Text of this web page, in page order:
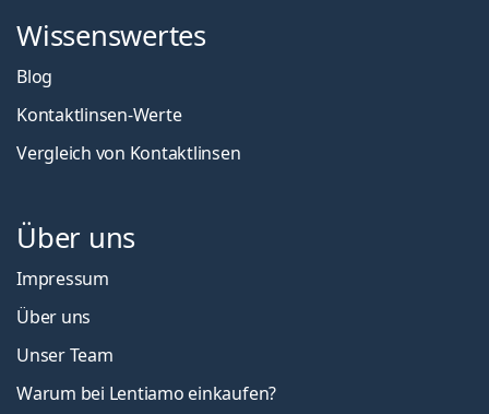
Wissenswertes
Blog
Kontaktlinsen-Werte
Vergleich von Kontaktlinsen
Über uns
Impressum
Über uns
Unser Team
Warum bei Lentiamo einkaufen?